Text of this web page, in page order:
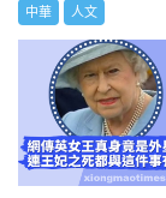
中華 人文